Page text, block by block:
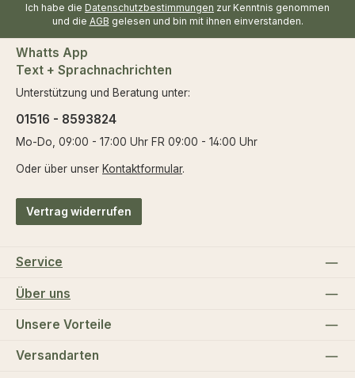
Ich habe die Datenschutzbestimmungen zur Kenntnis genommen
und die AGB gelesen und bin mit ihnen einverstanden.
Whatts App
Text + Sprachnachrichten
Unterstützung und Beratung unter:
01516 - 8593824
Mo-Do, 09:00 - 17:00 Uhr FR 09:00 - 14:00 Uhr
Oder über unser Kontaktformular.
Vertrag widerrufen
Service
Über uns
Unsere Vorteile
Versandarten